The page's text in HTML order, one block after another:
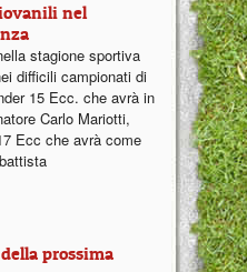
nel
stagione sportiva
difficili campionati di
15 Ecc. che avrà in
Carlo Mariotti,
Ecc che avrà come
prossima